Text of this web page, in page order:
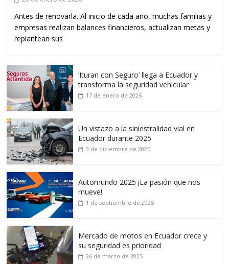
Antes de renovarla. Al inicio de cada año, muchas familias y
empresas realizan balances financieros, actualizan metas y
replantean sus
‘Ituran con Seguro’ llega a Ecuador y
transforma la seguridad vehicular
17 de enero de 2026
Un vistazo a la siniestralidad vial en
Ecuador durante 2025
3 de diciembre de 2025
Automundo 2025 ¡La pasión que nos
mueve!
1 de septiembre de 2025
Mercado de motos en Ecuador crece y
su seguridad es prioridad
26 de marzo de 2025